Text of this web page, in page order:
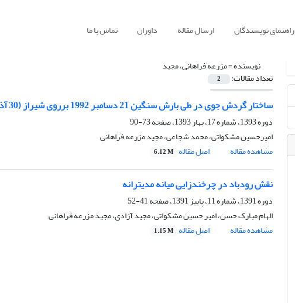
راهنمای نویسندگان ارسال مقاله داوران تماس با ما
نویسنده =مزرعه فراهانی، مجید
تعداد مقالات: 2
ساختار گردش جوی در طی بارش سنگین 21 دسامبر 1992 برروی شیراز (30 آذر 1371)
دوره 1393، شماره 17، بهار 1393، صفحه
73-90
امیر‌حسین مشکواتی، محمد شجاعی، مجید مزرعه فراهانی
مشاهده مقاله
اصل مقاله 6.12 M
نقش رودباد در چرخندزایی میانه مدیترانه
دوره 1391، شماره 11، پاییز 1391، صفحه
41-52
الهام مبارک حسن، امیر حسین مشکواتی، مجید آزادی، مجید مزرعه فراهانی
مشاهده مقاله
اصل مقاله 1.15 M